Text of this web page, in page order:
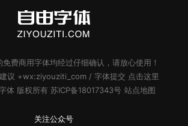
免费商用字体均经过仔细确认，请放心使用！
议 +wx:ziyouziti_com / 字体提交 点击这里
体 版权所有 苏ICP备18017343号 站点地图
关注公众号